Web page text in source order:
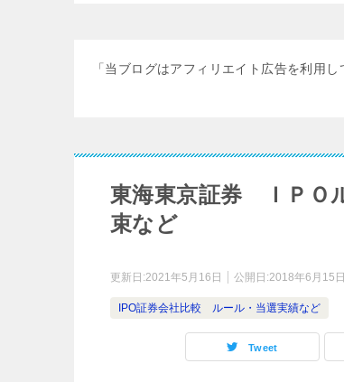
「当ブログはアフィリエイト広告を利用し
東海東京証券 ＩＰＯ
束など
更新日:2021年5月16日 公開日:2018年6月15日
IPO証券会社比較 ルール・当選実績など
Tweet